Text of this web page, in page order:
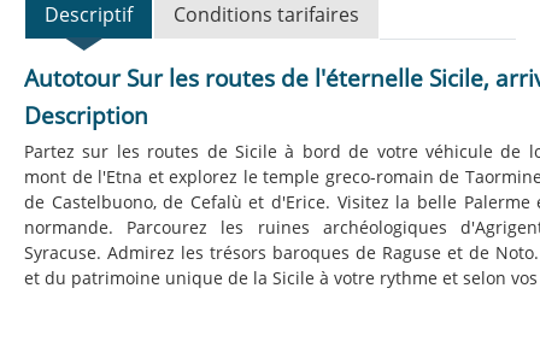
Descriptif Conditions tarifaires
Autotour Sur les routes de l'éternelle Sicile,
Description
Partez sur les routes de Sicile à bord de votre véhicule de
mont de l'Etna et explorez le temple greco-romain de
de Castelbuono, de Cefalù et d'Erice. Visitez la belle
normande. Parcourez les ruines archéologiques
Syracuse. Admirez les trésors baroques de Raguse et de
et du patrimoine unique de la Sicile à votre rythme et selon